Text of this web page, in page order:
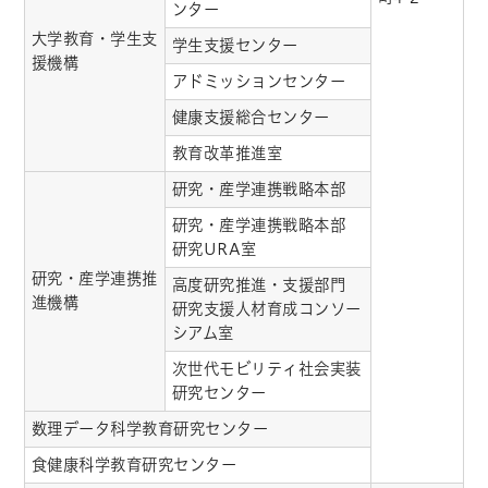
大学教育・学生支
援機構
ンター
学生支援センター
アドミッションセンター
健康支援総合センター
教育改革推進室
研究・産学連携推
進機構
研究・産学連携戦略本部
研究・産学連携戦略本部
研究URA室
高度研究推進・支援部門
研究支援人材育成コンソー
シアム室
次世代モビリティ社会実装
研究センター
数理データ科学教育研究センター
食健康科学教育研究センター